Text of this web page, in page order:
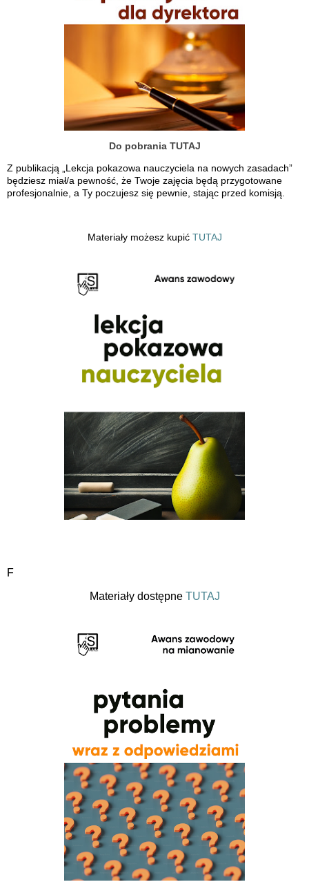
Do pobrania TUTAJ
Z publikacją „Lekcja pokazowa nauczyciela na nowych zasadach”
będziesz miał/a pewność, że Twoje zajęcia będą przygotowane
profesjonalnie, a Ty poczujesz się pewnie, stając przed komisją.
Materiały możesz kupić TUTAJ
F
Materiały dostępne TUTAJ